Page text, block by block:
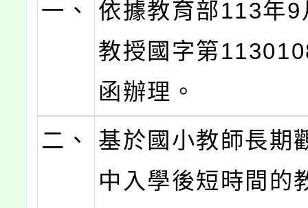
一、
依據教育部113年
教授國字第
函辦理。
二、
基於國小教師長期
中入學後短時間的